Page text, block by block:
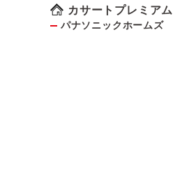
カサートプレミアム
パナソニックホームズ